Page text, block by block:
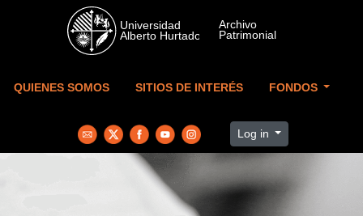
Skip to main content
QUIENES SOMOS SITIOS DE INTERÉS FONDOS
Log in